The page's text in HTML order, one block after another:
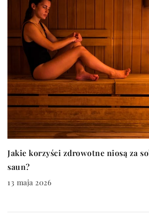
Jakie korzyści zdrowotne niosą za
saun?
13 maja 2026